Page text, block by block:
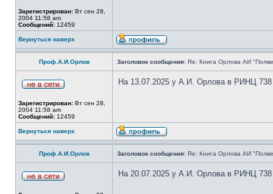
Зарегистрирован: Вт сен 28,
2004 11:58 am
Сообщений: 12459
Вернуться наверх
Проф.А.И.Орлов Заголовок сообщения: Re: Книга Орлова АИ
Зарегистрирован: Вт сен 28,
2004 11:58 am
Сообщений: 12459
На 13.07.2025 у А.И. Орлова в РИНЦ 738
Вернуться наверх
Проф.А.И.Орлов Заголовок сообщения: Re: Книга Орлова АИ
На 20.07.2025 у А.И. Орлова в РИНЦ 738